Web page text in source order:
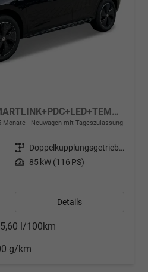
Extra SHZ+KLIMA+SMARTLINK+PDC+LED+TEMPOMAT
Monate Neuwagen mit Tageszulassung
Getriebe
Doppelkupplungsgetriebe (DSG)
Leistung 85 kW (116 PS)
Details
5,60 l/100km
g/km